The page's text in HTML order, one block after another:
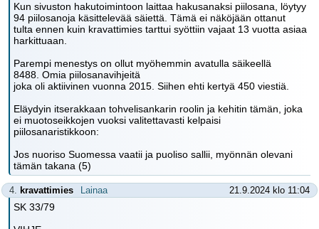
Kun sivuston hakutoimintoon laittaa hakusanaksi piilosana, löytyy
94 piilosanoja käsittelevää säiettä. Tämä ei näköjään ottanut
tulta ennen kuin kravattimies tarttui syöttiin vajaat 13 vuotta asiaa
harkittuaan.
Parempi menestys on ollut myöhemmin avatulla säikeellä
8488. Omia piilosanavihjeitä
joka oli aktiivinen vuonna 2015. Siihen ehti kertyä 450 viestiä.
Eläydyin itserakkaan tohvelisankarin roolin ja kehitin tämän, joka
ei muotoseikkojen vuoksi valitettavasti kelpaisi
piilosanaristikkoon:
Jos nuoriso Suomessa vaatii ja puoliso sallii, myönnän olevani
tämän takana (5)
4. kravattimies Lainaa 21.9.2024 klo 11:04
SK 33/79